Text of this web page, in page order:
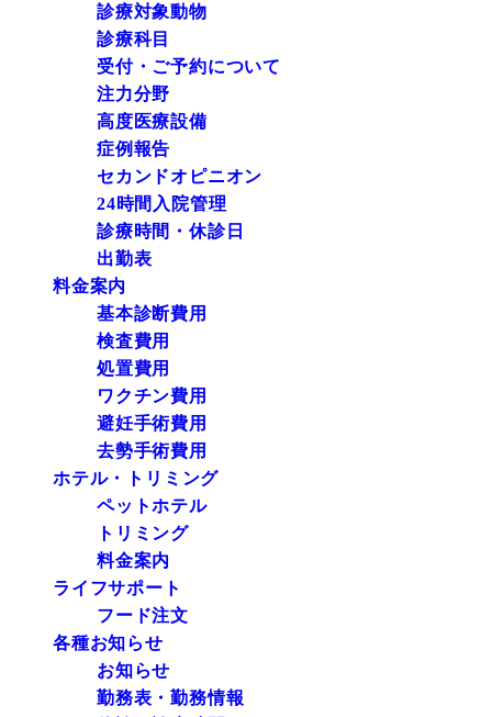
診療対象動物
診療科目
受付・ご予約について
注力分野
高度医療設備
症例報告
セカンドオピニオン
24時間入院管理
診療時間・休診日
出勤表
料金案内
基本診断費用
検査費用
処置費用
ワクチン費用
避妊手術費用
去勢手術費用
ホテル・トリミング
ペットホテル
トリミング
料金案内
ライフサポート
フード注文
各種お知らせ
お知らせ
勤務表・勤務情報